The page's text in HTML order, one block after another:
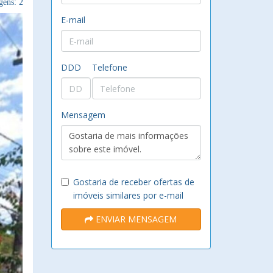
2
E-mail
DDD Telefone
Mensagem
Gostaria de receber ofertas de
imóveis similares por e-mail
ENVIAR MENSAGEM